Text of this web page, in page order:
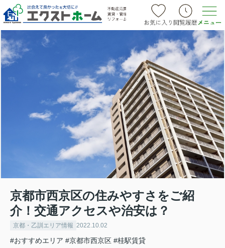
京都市西京区の住みやすさをご紹
介！交通アクセスや治安は？
京都・乙訓エリア情報 2022.10.02
#おすすめエリア #京都市西京区 #桂駅賃貸